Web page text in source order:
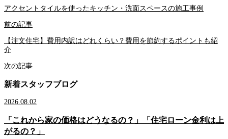
アクセントタイルを使ったキッチン・洗面スペースの施工事例
前の記事
【注文住宅】費用内訳はどれくらい？費用を節約するポイントも紹
介
次の記事
新着スタッフブログ
2026.08.02
「これから家の価格はどうなるの？」「住宅ローン金利は上
がるの？」